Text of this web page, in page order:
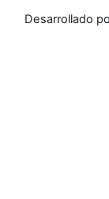
Desarrollado